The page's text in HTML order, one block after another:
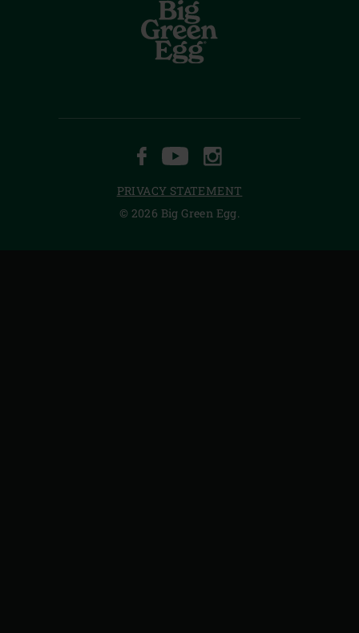
FACEBOOKYOUTUBE
PRIVACY STATEMENT
© 2026 Big Green Egg.